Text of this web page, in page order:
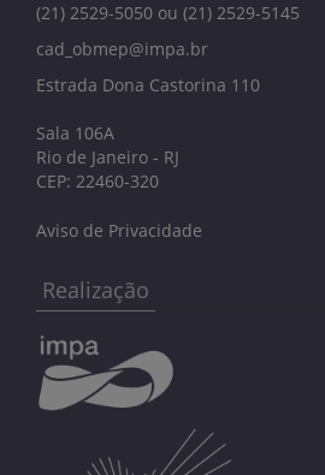
(21) 2529-5050 ou (21) 2529-5145
cad_obmep@impa.br
Estrada Dona Castorina 110
Sala 106A
Rio de Janeiro - RJ
CEP: 22460-320
Aviso de Privacidade
Realização